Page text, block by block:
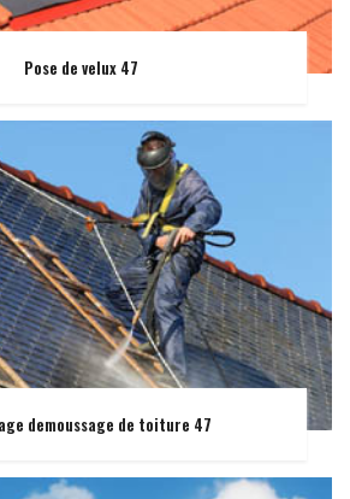
Pose de velux 47
demoussage de toiture 47